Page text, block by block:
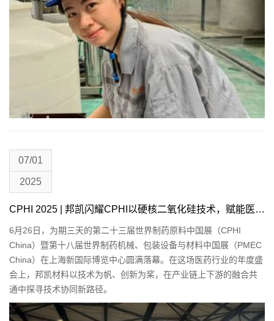
07/01
2025
CPHI 2025 | 邦凯闪耀CPHI以硬核二氧化硅技术，赋能医药产业升级
6月26日，为期三天的第二十三届世界制药原料中国展（CPHI
China）暨第十八届世界制药机械、包装设备与材料中国展（PMEC
China）在上海新国际博览中心圆满落幕。在这场医药行业的年度盛
会上，邦凯材料以技术为帆、创新为桨，在产业链上下游的融合共
通中探寻技术协同新路径。